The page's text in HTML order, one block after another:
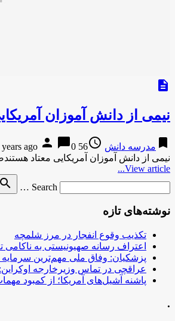
description
نیمی از دانش آموزان
bookmark مدرسه دانش access_time
56 years ago
person chat_bubble0
نیمی از دانش آموزان آمریکایی معتاد هستندصدا و سیما-45 دقیقه پیش نیمی از دانش آموزان
View article...
Search …
search
نوشته‌های تازه
تکذیب وقوع انفجار در مرز شلمچه
اعتراف رسانه صهیونیستی به ناکامی
پزشکیان: وفاق ملی مهم‌ترین
عراقچی در تماس وزیرخارجه
پاشنه آشیل‌های آمریکا؛ از کمبود
.